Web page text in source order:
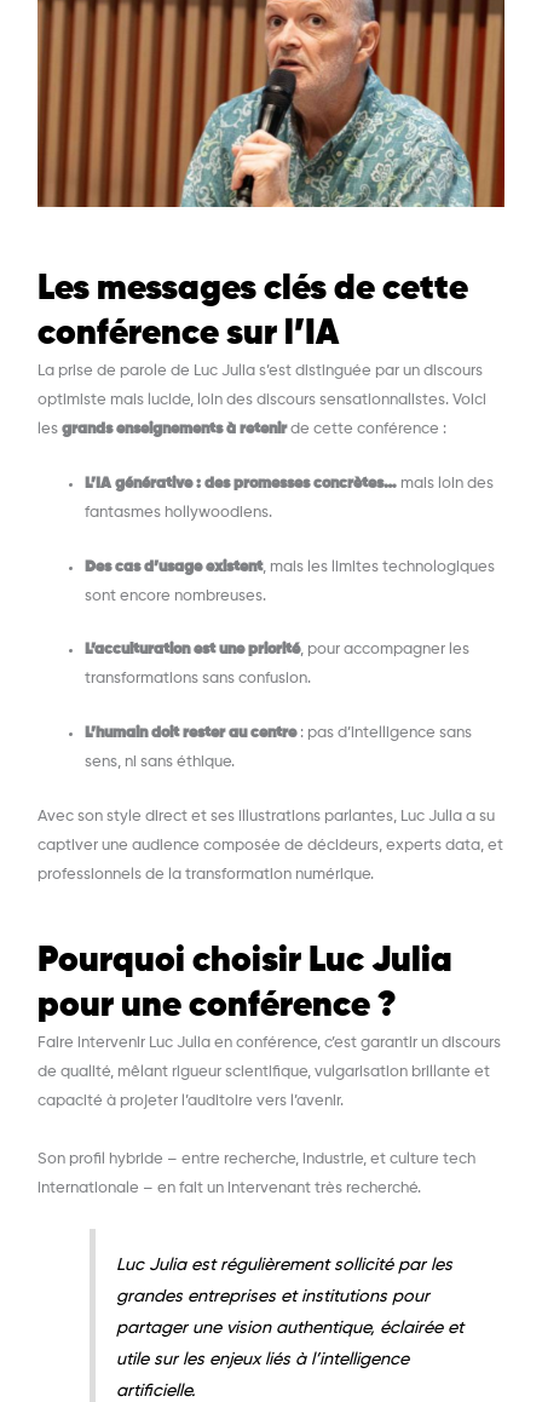
Les messages clés de cette
conférence sur l’IA
La prise de parole de Luc Julia s’est distinguée par un discours
optimiste mais lucide, loin des discours sensationnalistes. Voici
lesgrands enseignements à retenirde cette conférence :
L’IA générative : des promesses concrètes… mais loin des
fantasmes hollywoodiens.
Des cas d’usage existent, mais les limites technologiques
sont encore nombreuses.
L’acculturation est une priorité, pour accompagner les
transformations sans confusion.
L’humain doit rester au centre: pas d’intelligence sans
sens, ni sans éthique.
Avec son style direct et ses illustrations parlantes, Luc Julia a su
captiver une audience composée de décideurs, experts data, et
professionnels de la transformation numérique.
Pourquoi choisir Luc Julia
pour une conférence ?
Faire intervenir Luc Julia en conférence, c’est garantir undiscours
de qualité, mêlant rigueur scientifique, vulgarisation brillante et
capacité à projeter l’auditoire vers l’avenir.
Son profil hybride – entre recherche, industrie, et culture tech
internationale – en fait un intervenant très recherché.
Luc Julia est régulièrement sollicité par les
grandes entreprises et institutions pour
partager une vision authentique, éclairée et
utile sur les enjeux liés à l’intelligence
artificielle.